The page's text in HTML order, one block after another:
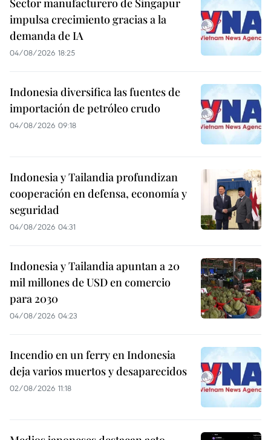
Sector manufacturero de Singapur
impulsa crecimiento gracias a la
demanda de IA
04/08/2026 18:25
Indonesia diversifica las fuentes de
importación de petróleo crudo
04/08/2026 09:18
Indonesia y Tailandia profundizan
cooperación en defensa, economía y
seguridad
04/08/2026 04:31
Indonesia y Tailandia apuntan a 20
mil millones de USD en comercio
para 2030
04/08/2026 04:23
Incendio en un ferry en Indonesia
deja varios muertos y desaparecidos
02/08/2026 11:18